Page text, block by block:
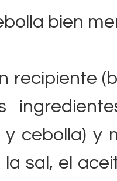
bien
recipiente
cebolla) y
la sal, el